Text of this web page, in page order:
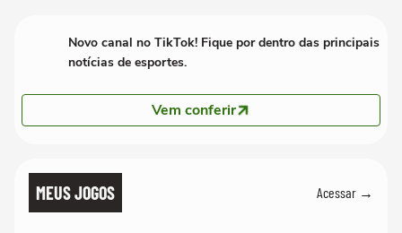
Novo canal no TikTok! Fique por dentro das principais
notícias de esportes.
Vem conferir
MEUS JOGOS Acessar →